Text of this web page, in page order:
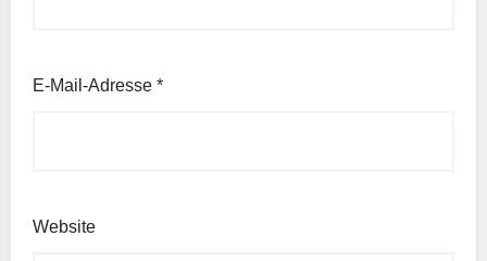
E-Mail-Adresse *
Website